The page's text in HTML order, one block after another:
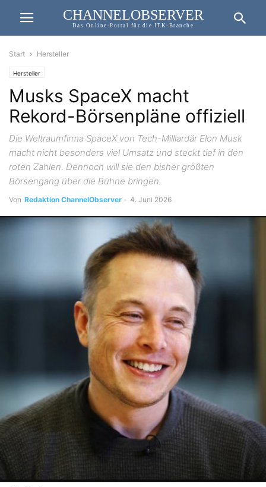
CHANNELOBSERVER
Das Online-Portal für die ITK-Branche
Start Hersteller
Hersteller
Musks SpaceX macht
Rekord-Börsenpläne offiziell
Die Weltraumfirma SpaceX von Tech-Milliardär Elon Musk
macht nicht besonders viel Umsatz und steckt tief in den
roten Zahlen. Dennoch will sie den bisher größten
Börsengang über die Bühne bringen.
Von Redaktion ChannelObserver - 4. Juni 2026